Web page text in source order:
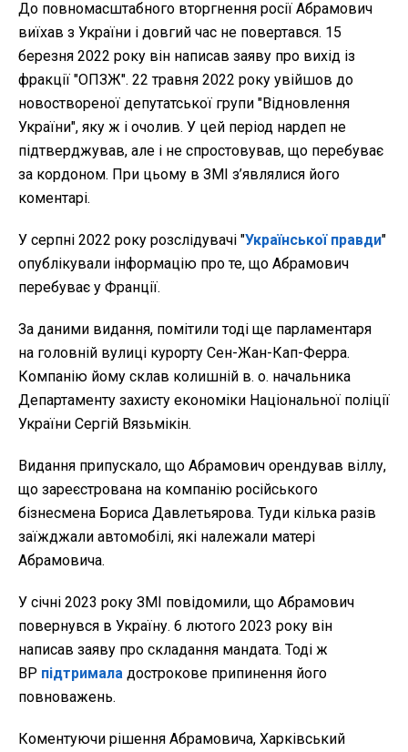
До повномасштабного вторгнення росії Абрамович
виїхав з України і довгий час не повертався. 15
березня 2022 року він написав заяву про вихід із
фракції "ОПЗЖ". 22 травня 2022 року увійшов до
новоствореної депутатської групи "Відновлення
України", яку ж і очолив. У цей період нардеп не
підтверджував, але і не спростовував, що перебуває
за кордоном. При цьому в ЗМІ з’являлися його
коментарі.
У серпні 2022 року розслідувачі "Української правди"
опублікували інформацію про те, що Абрамович
перебуває у Франції.
За даними видання, помітили тоді ще парламентаря
на головній вулиці курорту Сен-Жан-Кап-Ферра.
Компанію йому склав колишній в. о. начальника
Департаменту захисту економіки Національної поліції
України Сергій Вязьмікін.
Видання припускало, що Абрамович орендував віллу,
що зареєстрована на компанію російського
бізнесмена Бориса Давлетьярова. Туди кілька разів
заїжджали автомобілі, які належали матері
Абрамовича.
У січні 2023 року ЗМІ повідомили, що Абрамович
повернувся в Україну. 6 лютого 2023 року він
написав заяву про складання мандата. Тоді ж
ВР підтримала дострокове припинення його
повноважень.
Коментуючи рішення Абрамовича, Харківський